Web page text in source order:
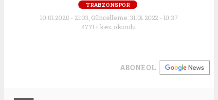
TRABZONSPOR
10.01.2020 - 21:03, Güncelleme: 31.01.2022 - 10:37
4771+ kez okundu.
ABONE OL